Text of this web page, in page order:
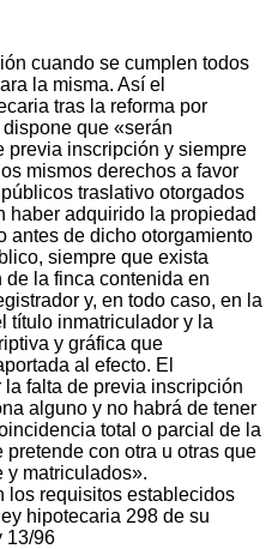
cuando se cumplen todos
la misma. Así el
tras la reforma por
que «serán
previa inscripción y siempre
mismos derechos a favor
traslativo otorgados
haber adquirido la propiedad
antes de dicho otorgamiento
siempre que exista
la finca contenida en
y, en todo caso, en la
título inmatriculador y la
y gráfica que
al efecto. El
falta de previa inscripción
alguno y no habrá de tener
total o parcial de la
con otra u otras que
y matriculados».
los requisitos establecidos
hipotecaria 298 de su
13/96